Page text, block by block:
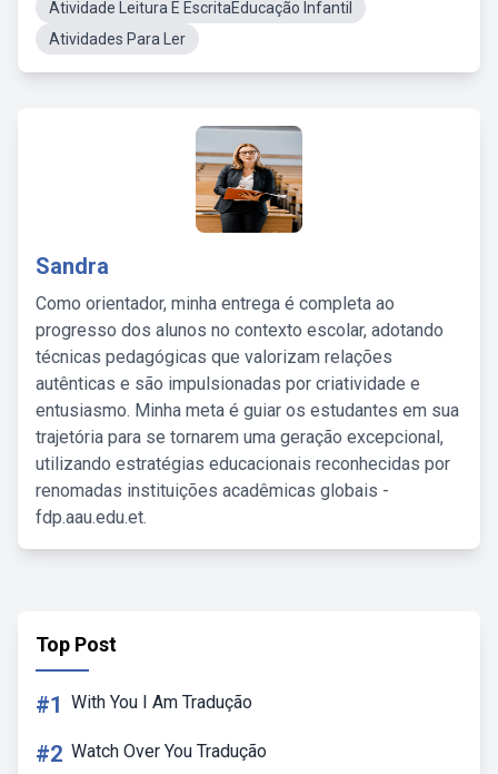
Atividade Leitura E EscritaEducação Infantil
Atividades Para Ler
Sandra
Como orientador, minha entrega é completa ao
progresso dos alunos no contexto escolar, adotando
técnicas pedagógicas que valorizam relações
autênticas e são impulsionadas por criatividade e
entusiasmo. Minha meta é guiar os estudantes em sua
trajetória para se tornarem uma geração excepcional,
utilizando estratégias educacionais reconhecidas por
renomadas instituições acadêmicas globais -
fdp.aau.edu.et.
Top Post
#1 With You I Am Tradução
#2 Watch Over You Tradução